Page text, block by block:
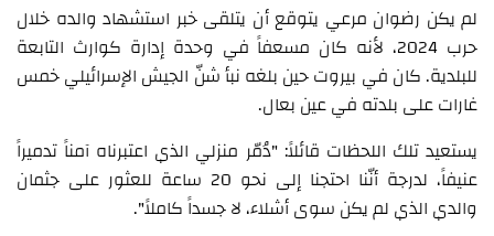
لم يكن رضوان مرعي يتوقع أن يتلقى خبر استشهاد والده خلال
حرب 2024، لأنه كان مسعفاً في وحدة إدارة كوارث التابعة
للبلدية. كان في بيروت حين بلغه نبأ شنّ الجيش الإسرائيلي خمس
غارات على بلدته في عين بعال.
يستعيد تلك اللحظات قائلاً: "دُمّر منزلي الذي اعتبرناه آمناً تدميراً
عنيفاً، لدرجة أنّنا احتجنا إلى نحو 20 ساعة للعثور على جثمان
والدي الذي لم يكن سوى أشلاء، لا جسداً كاملاً".